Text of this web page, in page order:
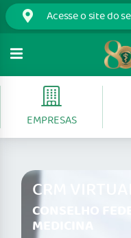
EMPRESAS
CRM VIRTUAL
CONSELHO
MEDICINA